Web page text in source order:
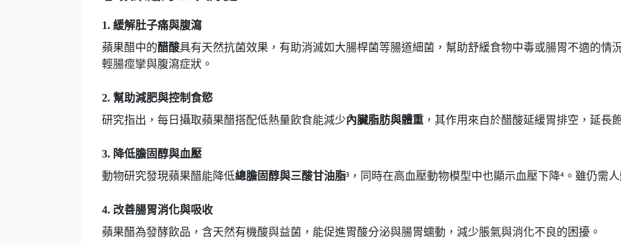
1. 緩解肚子痛與腹瀉
蘋果醋中的醋酸具有天然抗菌效果，有助消滅如大腸桿菌等腸道細菌，幫助舒緩食物中毒或腸胃不適的情
輕腸痙攣與腹瀉症狀。
2. 幫助減肥與控制食慾
研究指出，每日攝取蘋果醋搭配低熱量飲食能減少內臟脂肪與體重 ，其作用來自於醋酸延緩胃排空，延長
3. 降低膽固醇與血壓
動物研究發現蘋果醋能降低總膽固醇與三酸甘油脂³ ，同時在高血壓動物模型中也顯示血壓下降⁴。雖仍需
4. 改善腸胃消化與吸收
蘋果醋為發酵飲品，含天然有機酸與益菌，能促進胃酸分泌與腸胃蠕動，減少脹氣與消化不良的困擾。